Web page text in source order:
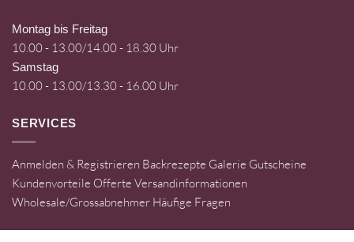
Montag bis Freitag
10.00 - 13.00/14.00 - 18.30 Uhr
Samstag
10.00 - 13.00/13.30 - 16.00 Uhr
SERVICES
Anmelden & Registrieren Backrezepte Galerie Gutscheine
Kundenvorteile Offerte Versandinformationen
Wholesale/Grossabnehmer Häufige Fragen